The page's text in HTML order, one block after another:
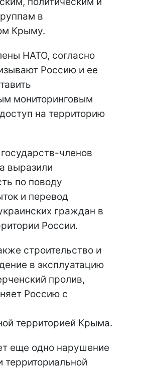
в
Крыму.
НАТО, согласно
Россию и ее
мониторинговым
на территорию
членов
выразили
по поводу
и перевод
граждан в
России.
строительство и
в эксплуатацию
пролив,
Россию с
территорией Крыма.
еще одно нарушение
территориальной